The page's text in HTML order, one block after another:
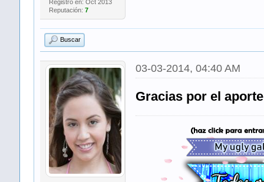
Registro en: Oct 2013
Reputación: 7
Buscar
03-03-2014, 04:40 AM
Gracias por el